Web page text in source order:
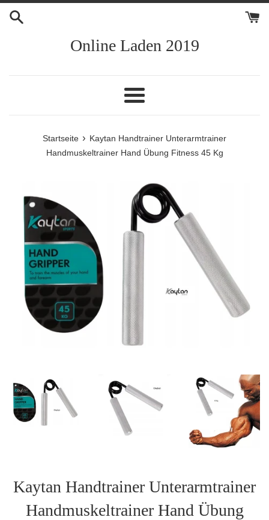
Direkt
zum
Online Laden 2019
Menü
Startseite › Kaytan Handtrainer Unterarmtrainer
Handmuskeltrainer Hand Übung Fitness 45 Kg
Kaytan Handtrainer Unterarmtrainer
Handmuskeltrainer Hand Übung